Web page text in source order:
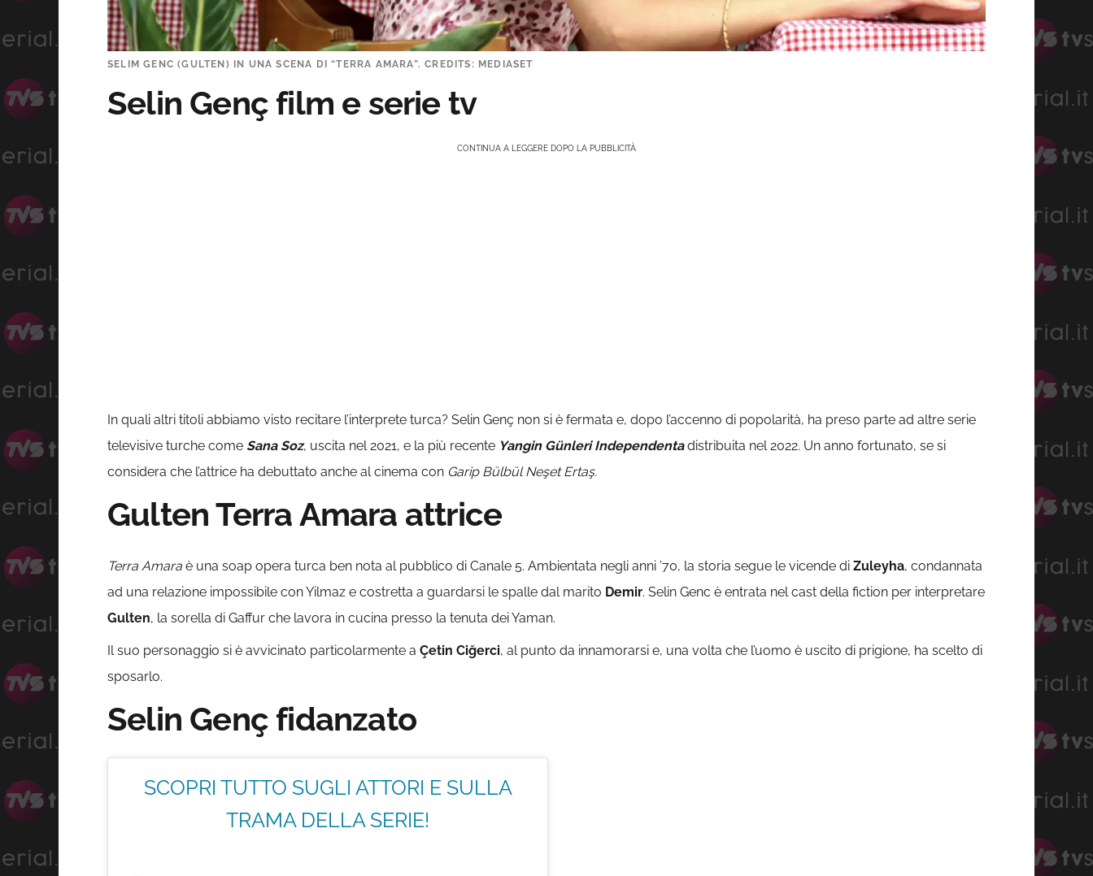
SELIM GENC (GULTEN) IN UNA SCENA DI “TERRA AMARA”. CREDITS: MEDIASET
Selin Genç film e serie tv
CONTINUA A LEGGERE DOPO LA PUBBLICITÀ
In quali altri titoli abbiamo visto recitare l’interprete turca? Selin Genç non si è fermata e, dopo l’accenno di popolarità, ha preso parte ad altre serie
televisive turche come Sana Soz, uscita nel 2021, e la più recente Yangin Günleri Independentadistribuita nel 2022. Un anno fortunato, se si
considera che l’attrice ha debuttato anche al cinema con Garip Bülbül Neşet Ertaş.
Gulten Terra Amara attrice
Terra Amara è una soap opera turca ben nota al pubblico di Canale 5. Ambientata negli anni ’70, la storia segue le vicende di Zuleyha, condannata
ad una relazione impossibile con Yilmaz e costretta a guardarsi le spalle dal marito Demir. Selin Genc è entrata nel cast della fiction per interpretare
Gulten, la sorella di Gaffur che lavora in cucina presso la tenuta dei Yaman.
Il suo personaggio si è avvicinato particolarmente a Çetin Ciğerci, al punto da innamorarsi e, una volta che l’uomo è uscito di prigione, ha scelto di
sposarlo.
Selin Genç fidanzato
SCOPRI TUTTO SUGLI ATTORI E SULLA
TRAMA DELLA SERIE!